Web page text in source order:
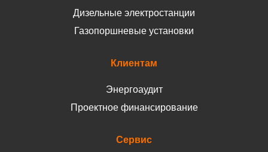
Дизельные электростанции
Газопоршневые установки
Клиентам
Энергоаудит
Проектное финансирование
Сервис